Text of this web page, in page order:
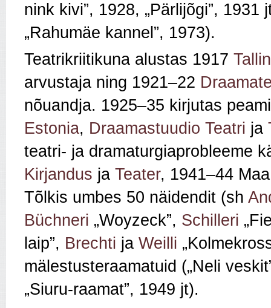
nink kivi”, 1928, „Pärlijõgi”, 1931
„Rahumäe kannel ”, 1973).
Teatrikriitikuna alustas 1917
arvustaja ning 1921–22
nõuandja. 1925–35 kirjutas
Estonia, Draamastuudio Teatri ja
teatri- ja dramaturgiaprobleeme
Kirjandus ja Teater, 1941–44
Tõlkis umbes 50 näidendit (sh
Büchneri „Woyzeck”, Schilleri „
laip”, Brechti ja Weilli „
mälestusteraamatuid („Neli veskit
„Siuru-raamat”, 1949 jt).